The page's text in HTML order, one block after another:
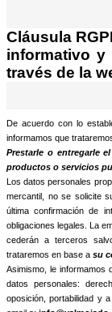
Cláusula
informativo y
De acuerdo con lo
informamos que
Prestarle o entregarle
productos o servicios
Los datos personales
mercantil, no se solicite
última confirmación de
obligaciones legales. La
cederán a terceros
trataremos en base asu